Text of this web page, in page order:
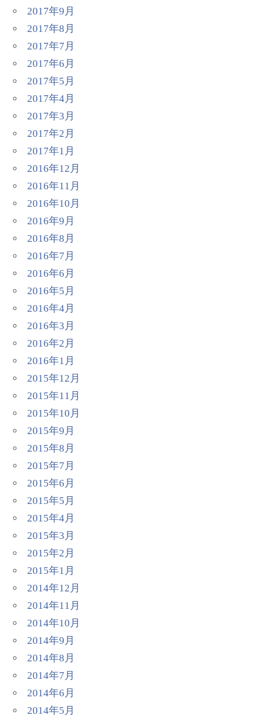
2017年9月
2017年8月
2017年7月
2017年6月
2017年5月
2017年4月
2017年3月
2017年2月
2017年1月
2016年12月
2016年11月
2016年10月
2016年9月
2016年8月
2016年7月
2016年6月
2016年5月
2016年4月
2016年3月
2016年2月
2016年1月
2015年12月
2015年11月
2015年10月
2015年9月
2015年8月
2015年7月
2015年6月
2015年5月
2015年4月
2015年3月
2015年2月
2015年1月
2014年12月
2014年11月
2014年10月
2014年9月
2014年8月
2014年7月
2014年6月
2014年5月